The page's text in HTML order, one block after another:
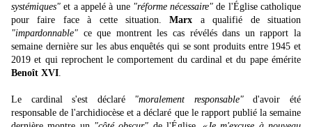
systémiques" et a appelé à une "réforme nécessaire" de l'Église catholique
pour faire face à cette situation.Marx a qualifié de situation
"impardonnable" ce que montrent les cas révélés dans un rapport la
semaine dernière sur les abus enquêtés qui se sont produits entre 1945 et
2019 et qui reprochent le comportement du cardinal et du pape émérite
Benoît XVI.
Le cardinal s'est déclaré "moralement responsable"d'avoir été
responsable de l'archidiocèse et a déclaré que le rapport publié la semaine